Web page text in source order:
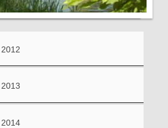
2012
2013
2014